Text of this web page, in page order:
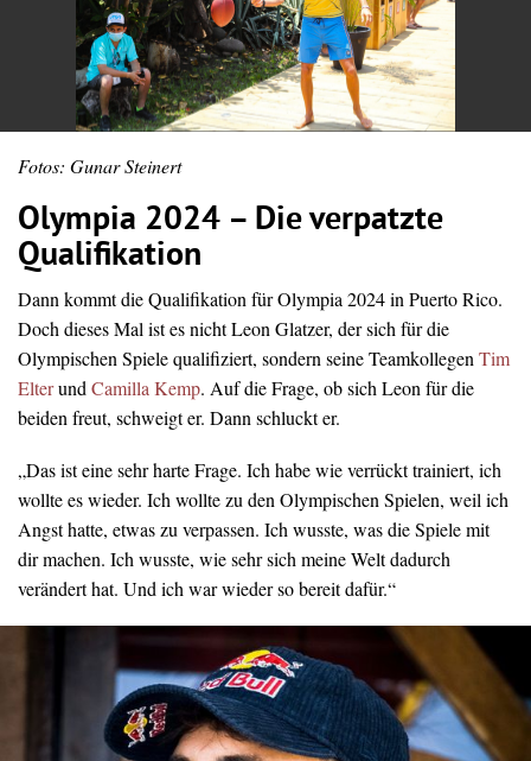
Fotos: Gunar Steinert
Olympia 2024 – Die verpatzte
Qualifikation
Dann kommt die Qualifikation für Olympia 2024 in Puerto Rico.
Doch dieses Mal ist es nicht Leon Glatzer, der sich für die
Olympischen Spiele qualifiziert, sondern seine Teamkollegen Tim
Elterund Camilla Kemp. Auf die Frage, ob sich Leon für die
beiden freut, schweigt er. Dann schluckt er.
„Das ist eine sehr harte Frage. Ich habe wie verrückt trainiert, ich
wollte es wieder. Ich wollte zu den Olympischen Spielen, weil ich
Angst hatte, etwas zu verpassen. Ich wusste, was die Spiele mit
dir machen. Ich wusste, wie sehr sich meine Welt dadurch
verändert hat. Und ich war wieder so bereit dafür.“